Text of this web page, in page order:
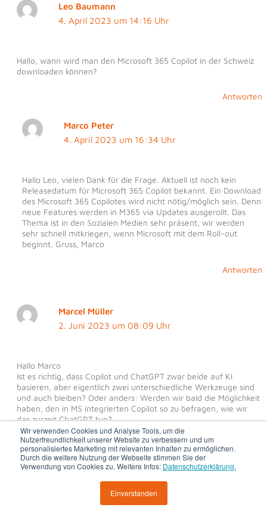
Wir verwenden Cookies und Analyse Tools, um die
Nutzerfreundlichkeit unserer Website zu verbessern und um
personalisiertes Marketing mit relevanten Inhalten zu ermöglichen.
Durch die weitere Nutzung der Webseite stimmen Sie der
Verwendung von Cookies zu. Weitere Infos: Datenschutzerklärung.
Einverstanden
Leo Baumann
4. April 2023 um 14:16 Uhr
Hallo, wann wird man den Microsoft 365 Copilot in der Schweiz
downloaden können?
Antworten
Marco Peter
4. April 2023 um 16:34 Uhr
Hallo Leo, vielen Dank für die Frage. Aktuell ist noch kein
Releasedatum für Microsoft 365 Copilot bekannt. Ein Download
des Microsoft 365 Copilotes wird nicht nötig/möglich sein. Denn
neue Features werden in M365 via Updates ausgerollt. Das
Thema ist in den Sozialen Medien sehr präsent, wir werden
sehr schnell mitkriegen, wenn Microsoft mit dem Roll-out
beginnt. Gruss, Marco
Antworten
Marcel Müller
2. Juni 2023 um 08:09 Uhr
Hallo Marco
Ist es richtig, dass Copilot und ChatGPT zwar beide auf KI
basieren, aber eigentlich zwei unterschiedliche Werkzeuge sind
und auch bleiben? Oder anders: Werden wir bald die Möglichkeit
haben, den in MS integrierten Copilot so zu befragen, wie wir
das zurzeit ChatGPT tun?